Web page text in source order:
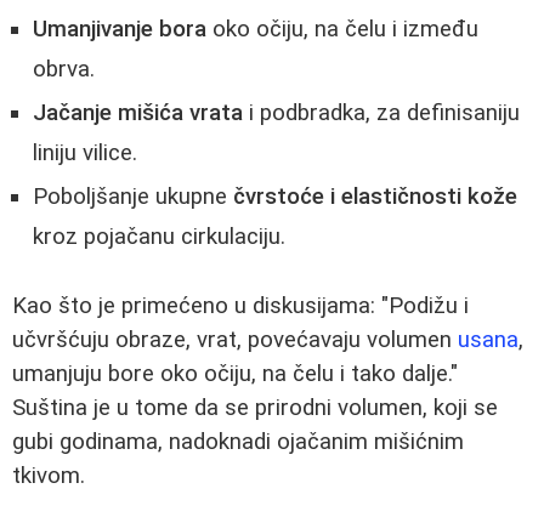
Umanjivanje bora oko očiju, na čelu i između
obrva.
Jačanje mišića vrata i podbradka, za definisaniju
liniju vilice.
Poboljšanje ukupne čvrstoće i elastičnosti kože
kroz pojačanu cirkulaciju.
Kao što je primećeno u diskusijama: "Podižu i
učvršćuju obraze, vrat, povećavaju volumen usana,
umanjuju bore oko očiju, na čelu i tako dalje."
Suština je u tome da se prirodni volumen, koji se
gubi godinama, nadoknadi ojačanim mišićnim
tkivom.